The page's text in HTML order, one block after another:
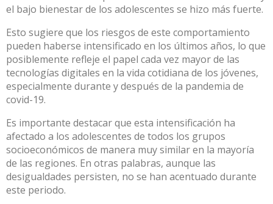
el bajo bienestar de los adolescentes se hizo más fuerte.
Esto sugiere que los riesgos de este comportamiento
pueden haberse intensificado en los últimos años, lo que
posiblemente refleje el papel cada vez mayor de las
tecnologías digitales en la vida cotidiana de los jóvenes,
especialmente durante y después de la pandemia de
covid-19.
Es importante destacar que esta intensificación ha
afectado a los adolescentes de todos los grupos
socioeconómicos de manera muy similar en la mayoría
de las regiones. En otras palabras, aunque las
desigualdades persisten, no se han acentuado durante
este periodo.